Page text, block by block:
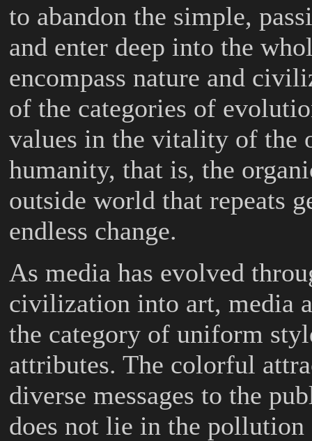
to abandon the simple,
and enter deep into the
encompass nature and
of the categories of
values in the vitality of the
humanity, that is, the
outside world that repeats
endless change.
As media has evolved
civilization into art, media
the category of uniform
attributes. The colorful
diverse messages to the
does not lie in the